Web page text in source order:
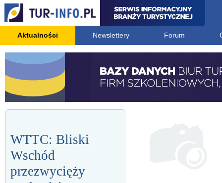
Aktualności Newslettery Forum
WTTC: Bliski
Wschód
przezwycięży